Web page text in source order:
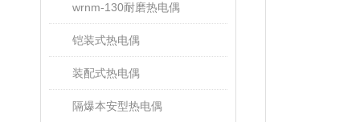
wrnm-130耐磨热电偶
铠装式热电偶
装配式热电偶
隔爆本安型热电偶